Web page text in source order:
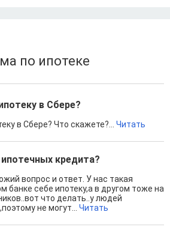
по ипотеке
в Сбере?
в Сбере? Что скажете?... Читать
кредита?
вопрос и ответ. У нас такая
банке себе ипотеку,а в другом тоже на
что делать..у людей
не могут... Читать